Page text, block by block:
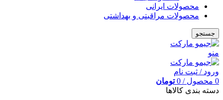
محصولات ایرانی
محصولات مراقبتی و بهداشتی
جستجو
منو
ورود / ثبت نام
0 محصول /
0 تومان
دسته بندی کالاها